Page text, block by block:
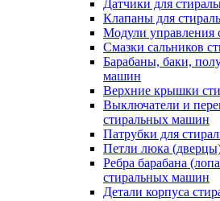
Датчики для
Клапаны для
Модули управления
Смазки сальников
Барабаны, баки,
машин
Верхние крышки
Выключатели и
стиральных машин
Патрубки для
Петли люка
Ребра барабана
стиральных машин
Детали корпуса